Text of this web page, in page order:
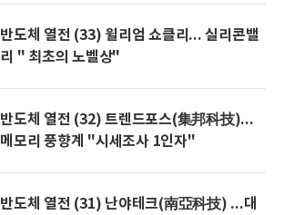
반도체 열전 (33) 윌리엄 쇼클리... 실리콘밸
리 " 최초의 노벨상"
반도체 열전 (32) 트렌드포스(集邦科技)...
메모리 풍향계 "시세조사 1인자"
반도체 열전 (31) 난야테크(南亞科技) ...대